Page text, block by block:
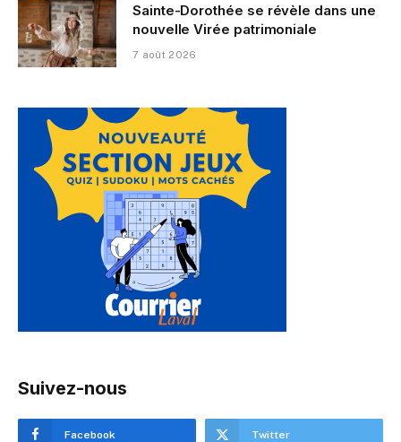
Sainte-Dorothée se révèle dans une
nouvelle Virée patrimoniale
7 août 2026
Suivez-nous
Facebook Twitter